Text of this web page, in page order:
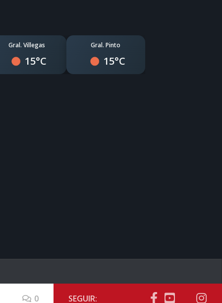
Gral. Villegas
15°C
Gral. Pinto
15°C
0 SEGUIR: